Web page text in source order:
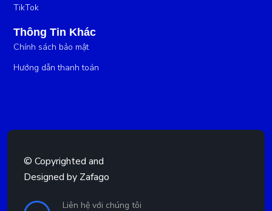
TikTok
Thông Tin Khác
Chính sách bảo mật
Hướng dẫn thanh toán
© Copyrighted and
Designed by Zafago
Liên hệ với chúng tôi